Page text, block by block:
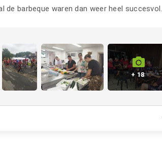
barbeque waren dan weer heel succesvol.
+ 18